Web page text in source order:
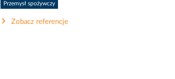
Przemysł spożywczy
Zobacz referencje